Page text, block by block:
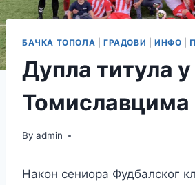
БАЧКА ТОПОЛА ГРАДОВИ ИНФО
Дупла титула у
Томиславцима
By admin
Након сениора Фудбалског